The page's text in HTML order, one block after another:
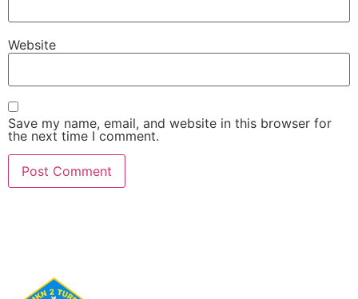
Website
Save my name, email, and website in this browser for
the next time I comment.